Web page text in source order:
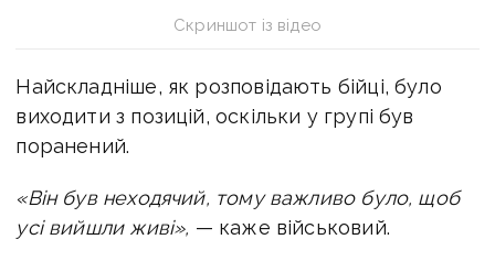
Скриншот із відео
Найскладніше, як розповідають бійці, було
виходити з позицій, оскільки у групі був
поранений.
«Він був неходячий, тому важливо було, щоб
усі вийшли живі», — каже військовий.